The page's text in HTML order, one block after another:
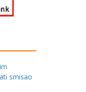
smisao